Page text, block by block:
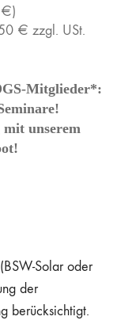
€)
€ zzgl. USt.
Mitglieder*:
unserem
Solar oder
der
berücksichtigt.